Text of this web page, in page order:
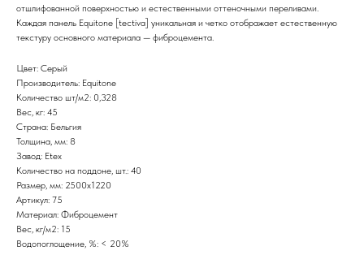
отшлифованной поверхностью и естественными оттеночными переливами.
Каждая панель Equitone [tectiva] уникальная и четко отображает естественную
текстуру основного материала — фиброцемента.
Цвет: Серый
Производитель: Equitone
Количество шт/м2: 0,328
Вес, кг: 45
Страна: Бельгия
Толщина, мм: 8
Завод: Etex
Количество на поддоне, шт.: 40
Размер, мм: 2500x1220
Артикул: 75
Материал: Фиброцемент
Вес, кг/м2: 15
Водопоглощение, %: < 20%